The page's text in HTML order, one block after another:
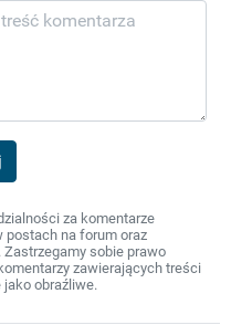
za komentarze
postach na forum oraz
sobie prawo
zawierających treści
obraźliwe.